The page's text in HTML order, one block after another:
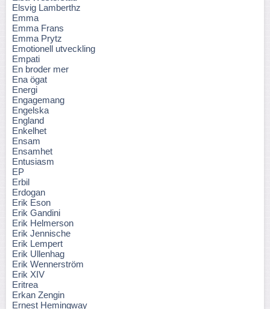
Elsvig Lamberthz
Emma
Emma Frans
Emma Prytz
Emotionell utveckling
Empati
En broder mer
Ena ögat
Energi
Engagemang
Engelska
England
Enkelhet
Ensam
Ensamhet
Entusiasm
EP
Erbil
Erdogan
Erik Eson
Erik Gandini
Erik Helmerson
Erik Jennische
Erik Lempert
Erik Ullenhag
Erik Wennerström
Erik XIV
Eritrea
Erkan Zengin
Ernest Hemingway